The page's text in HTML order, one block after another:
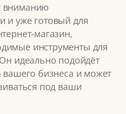
вниманию
и уже готовый для
магазин,
инструменты для
идеально подойдёт
вашего бизнеса и может
под ваши